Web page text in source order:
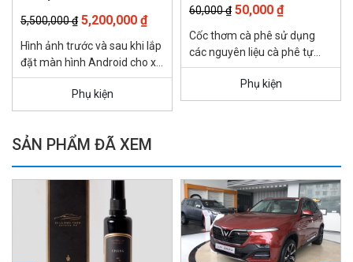
5,500,000₫ Giá
gốc
là:
5,500,000 ₫.
5,200,000 ₫Giá
hiện
tại
là:
Hình ảnh trước và sau khi lắp
đặt màn hình Android cho xe
Land Cruiser 2003-2007 Xe
Land Cruiser...Phụ kiện
60,000₫ Giá
gốc
là:
60,000 ₫.
50,000 ₫Giá
hiện
tại
là:
Cốc thơm cà phê sử dụng
các nguyên liệu cà phê tự
nhiên, tạo sự dễ chịu, thoải
Phụ kiện
SẢN PHẨM ĐÃ XEM